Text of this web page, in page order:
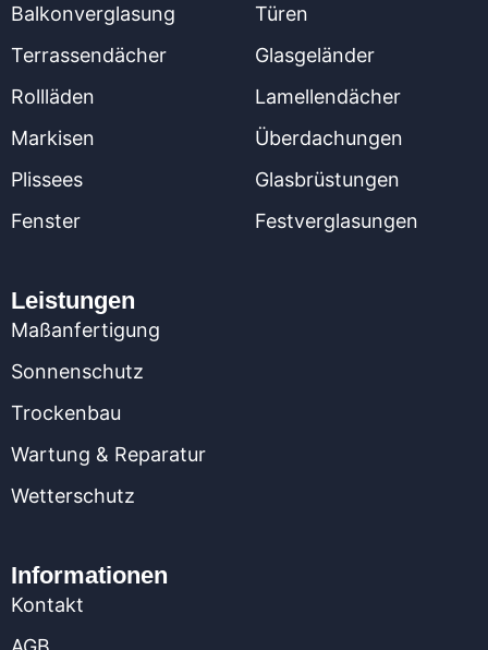
Balkonverglasung
Terrassendächer
Rollläden
Markisen
Plissees
Fenster
Türen
Glasgeländer
Lamellendächer
Überdachungen
Glasbrüstungen
Festverglasungen
Leistungen
Maßanfertigung
Sonnenschutz
Trockenbau
Wartung & Reparatur
Wetterschutz
Informationen
Kontakt